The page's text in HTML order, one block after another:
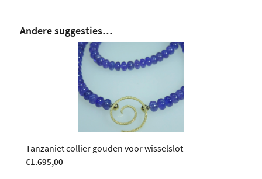
Andere suggesties…
Tanzaniet collier gouden voor wisselslot
€1.695,00